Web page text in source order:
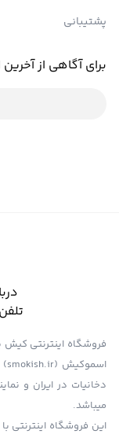
پشتیبانی
برای آگاهی از
فروشگاه اینترنتی
دخانیات در ایران و
میباشد.
این فروشگاه اینترنتی